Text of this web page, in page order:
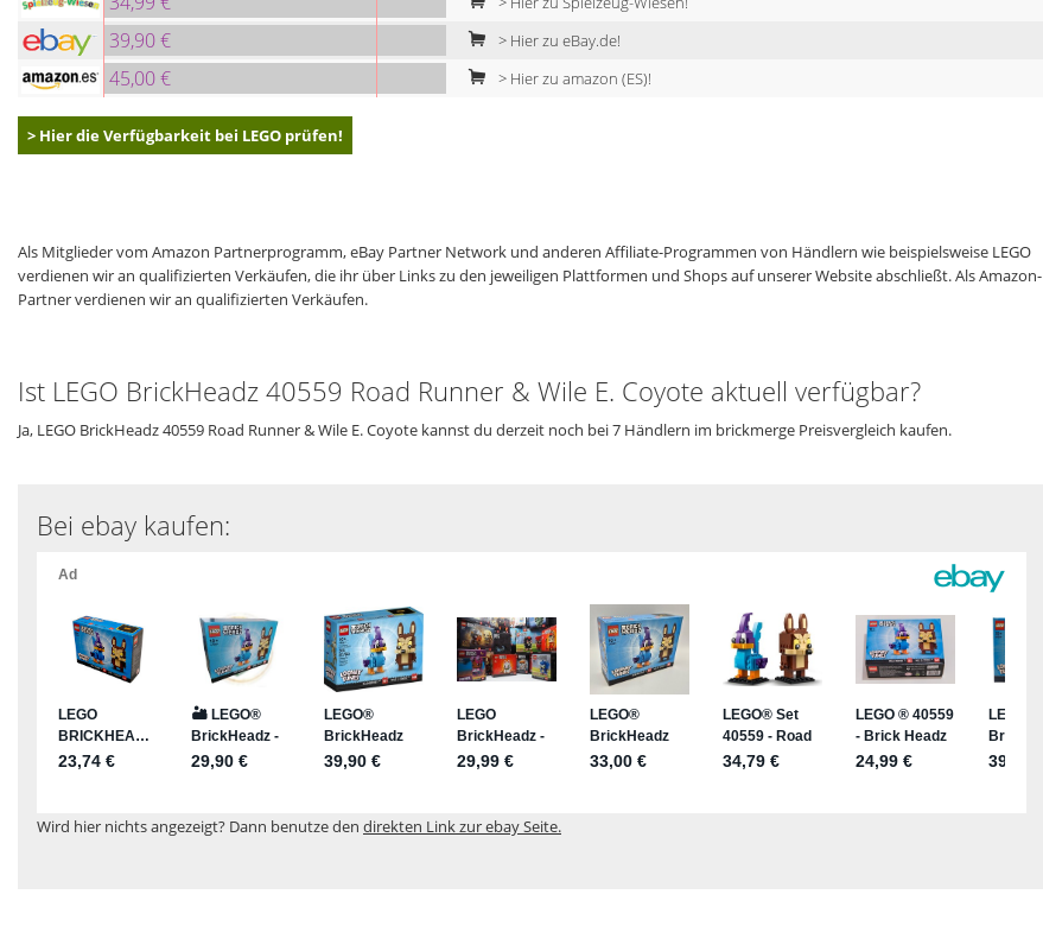
39,90 € > Hier zu eBay.de!
45,00 € > Hier zu amazon (ES)!
> Hier die Verfügbarkeit bei LEGO prüfen!
Als Mitglieder vom Amazon Partnerprogramm, eBay Partner Network und anderen Affiliate-Programmen von Händlern wie beispielsweise LEGO
verdienen wir an qualifizierten Verkäufen, die ihr über Links zu den jeweiligen Plattformen und Shops auf unserer Website abschließt. Als Amazon-
Partner verdienen wir an qualifizierten Verkäufen.
Ist LEGO BrickHeadz 40559 Road Runner & Wile E. Coyote aktuell verfügbar?
Ja, LEGO BrickHeadz 40559 Road Runner & Wile E. Coyote kannst du derzeit noch bei 7 Händlern im brickmerge Preisvergleich kaufen.
Bei ebay kaufen:
Wird hier nichts angezeigt? Dann benutze den direkten Link zur ebay Seite.